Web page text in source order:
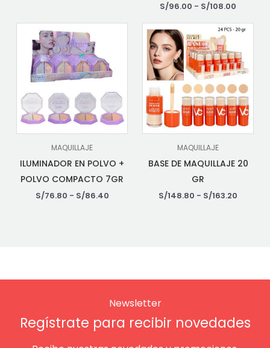
S/96.00 - S/108.00
MAQUILLAJE
ILUMINADOR EN POLVO +
POLVO COMPACTO 7GR
S/76.80 - S/86.40
MAQUILLAJE
BASE DE MAQUILLAJE 20
GR
S/148.80 - S/163.20
Newsletter
Regístrate para recibir novedades